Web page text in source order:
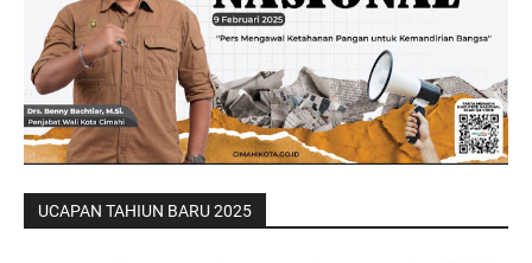
UCAPAN TAHIUN BARU 2025